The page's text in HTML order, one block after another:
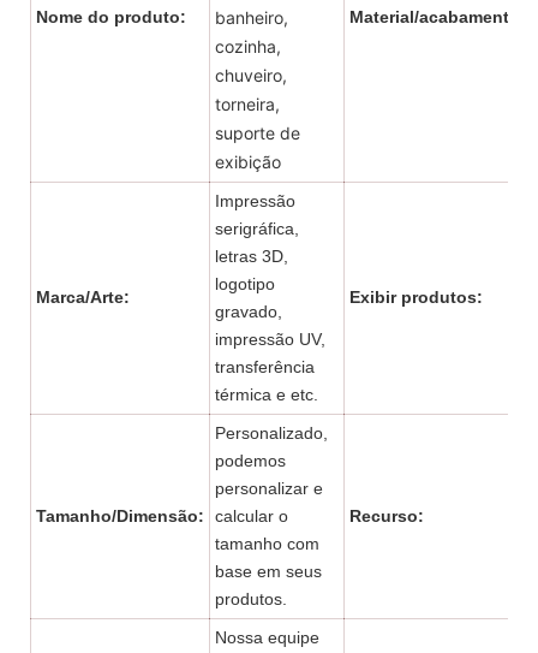
Nome do produto:
banheiro,
cozinha,
chuveiro,
torneira,
suporte de
exibição
Material/acabamento:
Marca/Arte:
Impressão
serigráfica,
letras 3D,
logotipo
gravado,
impressão UV,
transferência
térmica e etc.
Exibir produtos:
Tamanho/Dimensão:
Personalizado,
podemos
personalizar e
calcular o
tamanho com
base em seus
produtos.
Recurso:
Nossa equipe